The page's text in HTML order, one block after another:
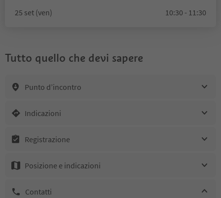
25 set (ven)
10:30 - 11:30
Tutto quello che devi sapere
Punto d’incontro
Indicazioni
Registrazione
Posizione e indicazioni
Contatti